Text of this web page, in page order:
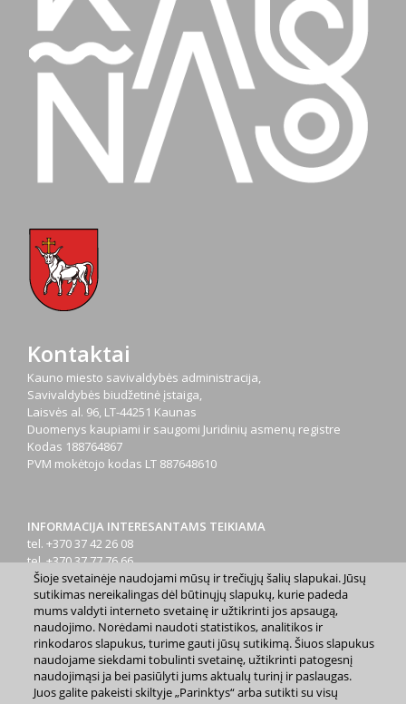
Kontaktai
Kauno miesto savivaldybės administracija,
Savivaldybės biudžetinė įstaiga,
Laisvės al. 96, LT-44251 Kaunas
Duomenys kaupiami ir saugomi Juridinių asmenų registre
Kodas 188764867
PVM mokėtojo kodas LT 887648610
INFORMACIJA INTERESANTAMS TEIKIAMA
tel. +370 37 42 26 08
tel. +370 37 77 76 66
tel. +370 660 07000
el. p.info@kaunas.lt
Šioje svetainėje naudojami mūsų ir trečiųjų šalių slapukai. Jūsų
sutikimas nereikalingas dėl būtinųjų slapukų, kurie padeda
mums valdyti interneto svetainę ir užtikrinti jos apsaugą,
naudojimo. Norėdami naudoti statistikos, analitikos ir
rinkodaros slapukus, turime gauti jūsų sutikimą. Šiuos slapukus
naudojame siekdami tobulinti svetainę, užtikrinti patogesnį
naudojimąsi ja bei pasiūlyti jums aktualų turinį ir paslaugas.
Juos galite pakeisti skiltyje „Parinktys“ arba sutikti su visų